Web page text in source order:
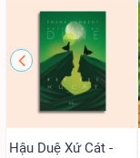
Hậu Duệ Xứ Cát -